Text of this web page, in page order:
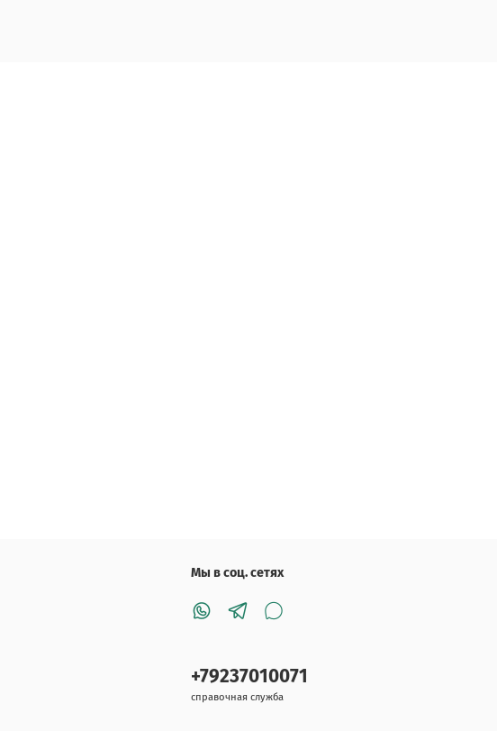
Мы в соц. сетях
+79237010071
справочная служба